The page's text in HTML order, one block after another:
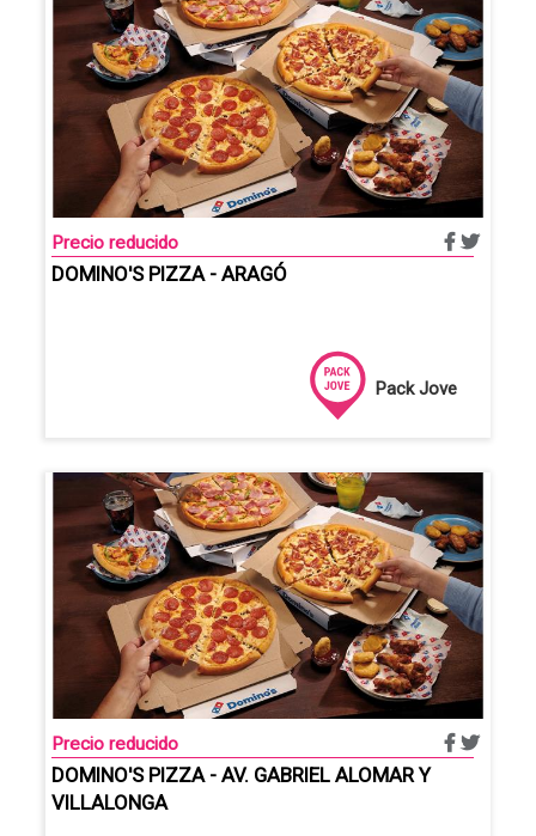
Pack Jove
Precio reducido
DOMINO'S PIZZA - ARAGÓ
Precio reducido
DOMINO'S PIZZA - AV. GABRIEL ALOMAR Y
VILLALONGA